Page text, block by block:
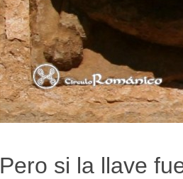
Pero si la llave